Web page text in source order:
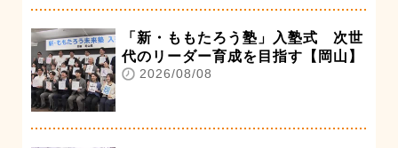
「新・ももたろう塾」入塾式 次世
代のリーダー育成を目指す【岡山】
2026/08/08